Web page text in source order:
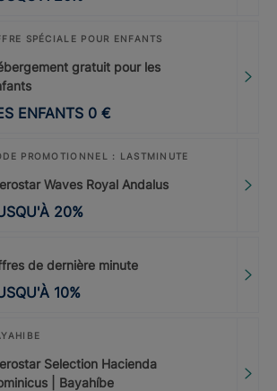
SPÉCIALE POUR ENFANTS
gratuit pour les
ENFANTS 0 €
PROMOTIONNEL : LASTMINUTE
Waves Royal Andalus
20%
de dernière minute
10%
Selection Hacienda
| Bayahíbe